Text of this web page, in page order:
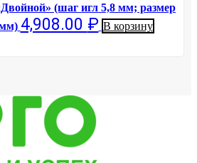
(шаг игл 5,8 мм; размер
4,908.00 ₽ В корзину